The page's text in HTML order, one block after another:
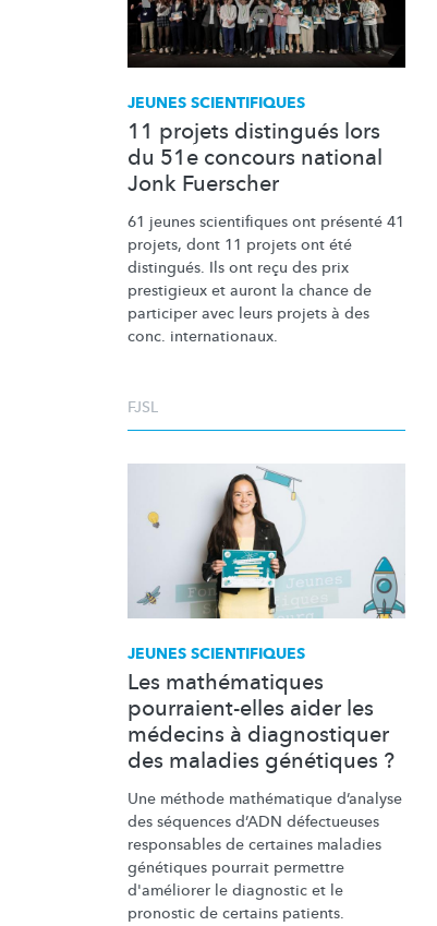
JEUNES SCIENTIFIQUES
11 projets distingués lors
du 51e concours national
Jonk Fuerscher
61 jeunes scientifiques ont présenté 41
projets, dont 11 projets ont été
distingués. Ils ont reçu des prix
prestigieux et auront la chance de
participer avec leurs projets à des
conc. internationaux.
FJSL
JEUNES SCIENTIFIQUES
Les mathématiques
pourraient-elles aider les
médecins à diagnostiquer
des maladies génétiques ?
Une méthode mathématique d’analyse
des séquences d’ADN défectueuses
responsables de certaines maladies
génétiques pourrait permettre
d'améliorer le diagnostic et le
pronostic de certains patients.